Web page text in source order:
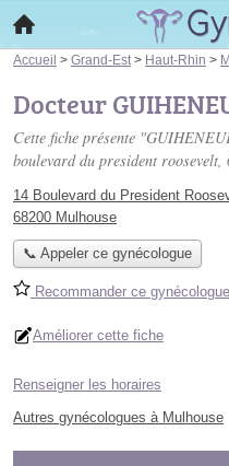
Accueil > Grand-Est > Haut-Rhin >
Docteur
Cette fiche présente
boulevard du president roosevelt,
14 Boulevard du President
68200 Mulhouse
📞 Appeler ce gynécologue
Recommander ce gynécologue
Améliorer cette fiche
Renseigner les horaires
Autres gynécologues à Mulhouse